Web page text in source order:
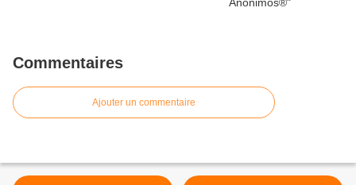
Commentaires
Ajouter un commentaire